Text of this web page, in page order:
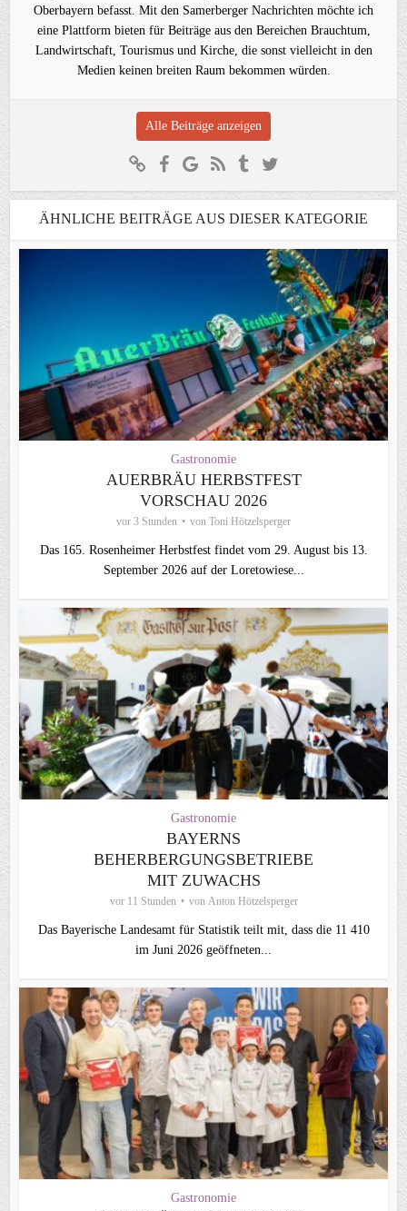
Oberbayern befasst. Mit den Samerberger Nachrichten möchte ich
eine Plattform bieten für Beiträge aus den Bereichen Brauchtum,
Landwirtschaft, Tourismus und Kirche, die sonst vielleicht in den
Medien keinen breiten Raum bekommen würden.
Alle Beiträge anzeigen
ÄHNLICHE BEITRÄGE AUS DIESER KATEGORIE
Gastronomie
AUERBRÄU HERBSTFEST
VORSCHAU 2026
vor 3 Stunden von Toni Hötzelsperger
Das 165. Rosenheimer Herbstfest findet vom 29. August bis 13.
September 2026 auf der Loretowiese...
Gastronomie
BAYERNS
BEHERBERGUNGSBETRIEBE
MIT ZUWACHS
vor 11 Stunden von Anton Hötzelsperger
Das Bayerische Landesamt für Statistik teilt mit, dass die 11 410
im Juni 2026 geöffneten...
Gastronomie